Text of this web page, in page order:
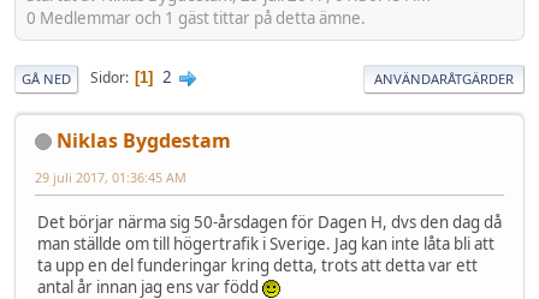
0 Medlemmar och 1 gäst tittar på detta ämne.
GÅ NED Sidor 1 2 ANVÄNDARÅTGÄRDER
Niklas Bygdestam
29 juli 2017, 01:36:45 AM
Det börjar närma sig 50-årsdagen för Dagen H, dvs den dag då
man ställde om till högertrafik i Sverige. Jag kan inte låta bli att
ta upp en del funderingar kring detta, trots att detta var ett
antal år innan jag ens var född